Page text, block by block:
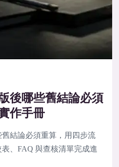
後哪些舊結論必須
作手冊
結論必須重算，用四步流
、FAQ 與查核清單完成進